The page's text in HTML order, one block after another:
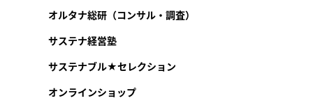
オルタナ総研（コンサル・調査）
サステナ経営塾
サステナブル★セレクション
オンラインショップ